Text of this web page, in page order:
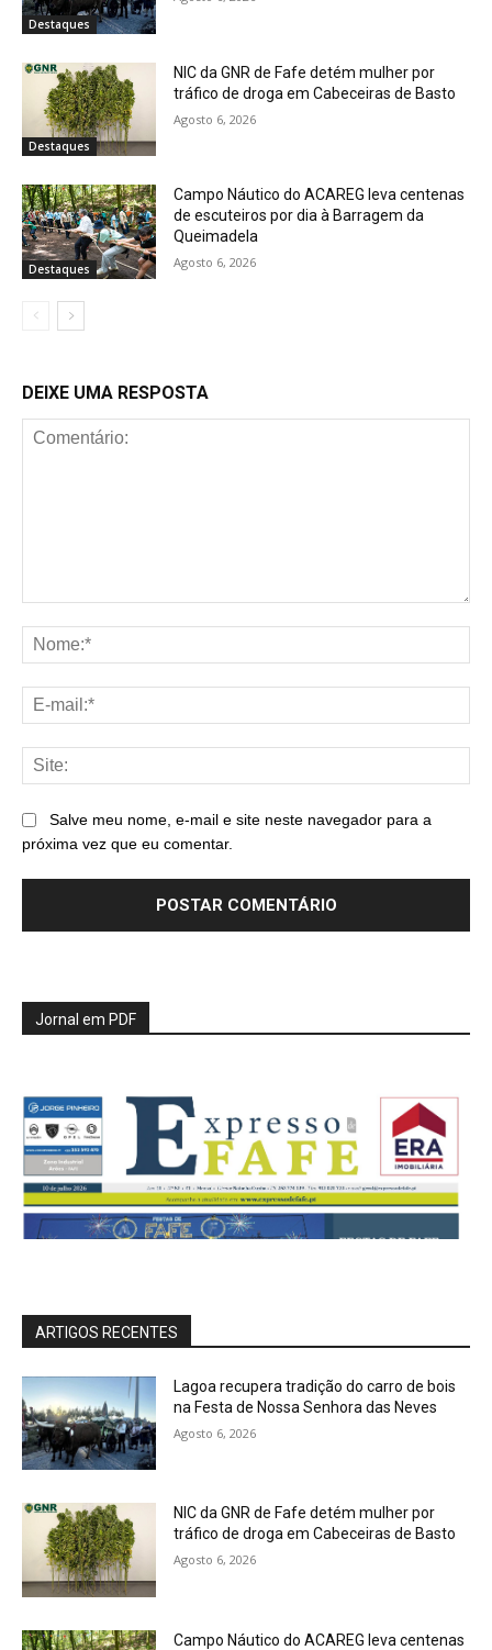
Destaques
Destaques
NIC da GNR de Fafe detém mulher por
tráfico de droga em Cabeceiras de Basto
Agosto 6, 2026
Destaques
Campo Náutico do ACAREG leva centenas
de escuteiros por dia à Barragem da
Queimadela
Agosto 6, 2026
DEIXE UMA RESPOSTA
Salve meu nome, e-mail e site neste navegador para a
próxima vez que eu comentar.
Jornal em PDF
ARTIGOS RECENTES
Lagoa recupera tradição do carro de bois
na Festa de Nossa Senhora das Neves
Agosto 6, 2026
NIC da GNR de Fafe detém mulher por
tráfico de droga em Cabeceiras de Basto
Agosto 6, 2026
Campo Náutico do ACAREG leva centenas